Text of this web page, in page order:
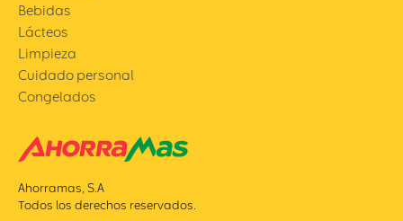
Bebidas
Lácteos
Limpieza
Cuidado personal
Congelados
Ahorramas, S.A
Todos los derechos reservados.